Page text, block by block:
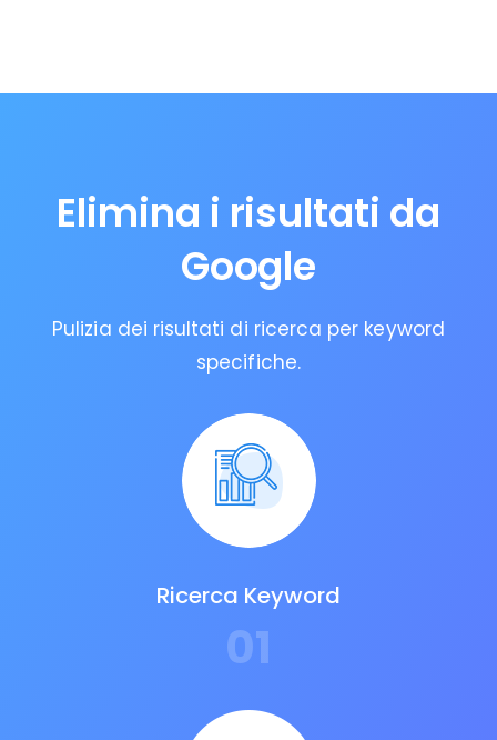
Elimina i risultati da
Google
Pulizia dei risultati di ricerca per keyword
specifiche.
Ricerca Keyword
01